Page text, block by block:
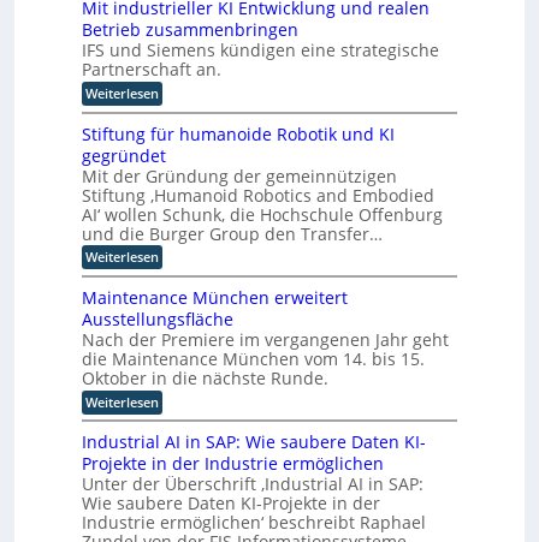
l
i
c
h
e
r
I
n
t
e
l
l
i
g
e
n
z
z
u
o
p
t
i
m
i
r
D
A
C
H
-
I
n
d
u
s
t
r
e
z
u
t
a
t
t
k
l
a
s
s
i
s
c
h
e
Z
e
t
i
f
z
i
e
r
u
n
g
s
v
e
r
t
t
f
o
r
m
I
n
d
u
s
t
r
i
e
4
.
0
r
i
c
h
t
e
t
F
o
k
u
s
a
u
Mit industrieller KI Entwicklung und realen
Betrieb zusammenbringen
IFS und Siemens kündigen eine strategische
Partnerschaft an.
Weiterlesen:
M
i
t
i
n
d
u
s
t
r
i
e
l
l
e
r
K
I
E
n
t
w
i
k
l
Stiftung für humanoide Robotik und KI
gegründet
Mit der Gründung der gemeinnützigen
Stiftung ‚Humanoid Robotics and Embodied
AI‘ wollen Schunk, die Hochschule Offenburg
und die Burger Group den Transfer…
Weiterlesen:
S
i
f
t
u
n
g
f
ü
r
h
u
m
a
n
Maintenance München erweitert
Ausstellungsfläche
Nach der Premiere im vergangenen Jahr geht
die Maintenance München vom 14. bis 15.
Oktober in die nächste Runde.
Weiterlesen:
M
a
i
n
t
e
n
a
Industrial AI in SAP: Wie saubere Daten KI-
Projekte in der Industrie ermöglichen
Unter der Überschrift ‚Industrial AI in SAP:
Wie saubere Daten KI-Projekte in der
Industrie ermöglichen‘ beschreibt Raphael